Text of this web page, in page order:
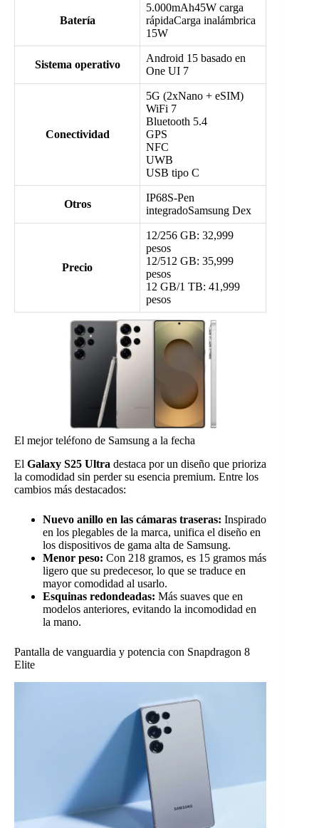
Batería
5.000mAh45W carga
rápidaCarga inalámbrica
15W
Sistema operativo
Android 15 basado en
One UI 7
Conectividad
5G (2xNano + eSIM)
WiFi 7
Bluetooth 5.4
GPS
NFC
UWB
USB tipo C
Otros
IP68S-Pen
integradoSamsung Dex
Precio
12/256 GB: 32,999
pesos
12/512 GB: 35,999
pesos
12 GB/1 TB: 41,999
pesos
El mejor teléfono de Samsung a la fecha
El Galaxy S25 Ultra destaca por un diseño que prioriza
la comodidad sin perder su esencia premium. Entre los
cambios más destacados:
Nuevo anillo en las cámaras traseras: Inspirado
en los plegables de la marca, unifica el diseño en
los dispositivos de gama alta de Samsung.
Menor peso: Con 218 gramos, es 15 gramos más
ligero que su predecesor, lo que se traduce en
mayor comodidad al usarlo.
Esquinas redondeadas: Más suaves que en
modelos anteriores, evitando la incomodidad en
la mano.
Pantalla de vanguardia y potencia con Snapdragon 8
Elite